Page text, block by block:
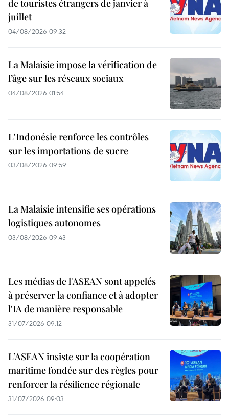
de touristes étrangers de janvier à
juillet
04/08/2026 09:32
La Malaisie impose la vérification de
l’âge sur les réseaux sociaux
04/08/2026 01:54
L'Indonésie renforce les contrôles
sur les importations de sucre
03/08/2026 09:59
La Malaisie intensifie ses opérations
logistiques autonomes
03/08/2026 09:43
Les médias de l'ASEAN sont appelés
à préserver la confiance et à adopter
l'IA de manière responsable
31/07/2026 09:12
L’ASEAN insiste sur la coopération
maritime fondée sur des règles pour
renforcer la résilience régionale
31/07/2026 09:03